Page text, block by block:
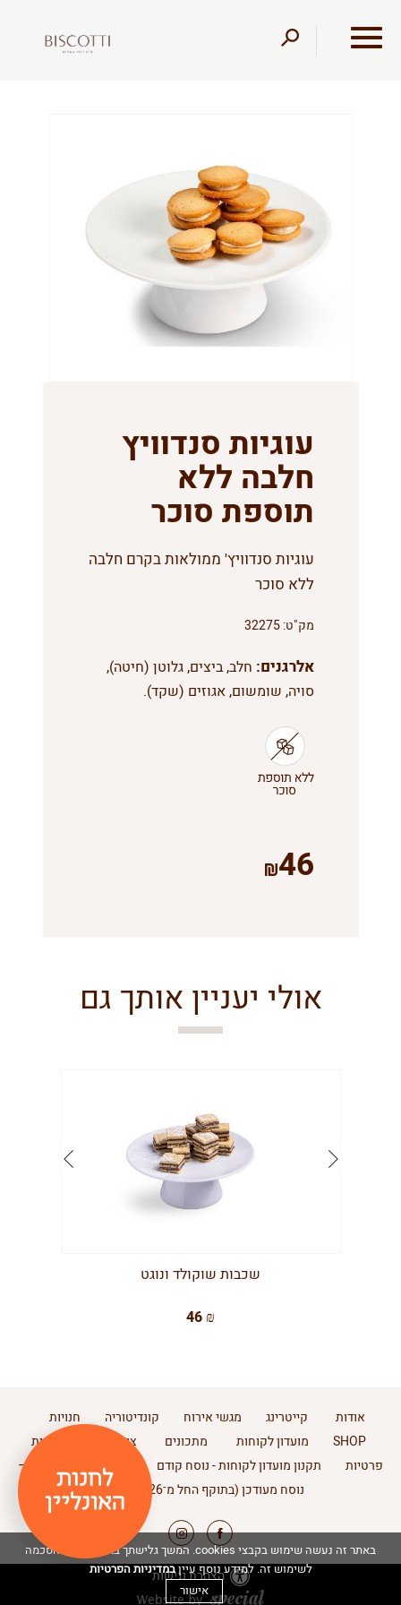
באתר זה נעשה שימוש בקבצי cookies. המשך גלישתך באתר מהווה הסכמה
לשימוש זה. למידע נוסף עייןבמדיניות הפרטיות
אישור
עמוד הבית
עוגיות סנדוויץ
עוגיות סנדוויץ
חלבה ללא
תוספת סוכר
עוגיות סנדוויץ' ממולאות בקרם חלבה
ללא סוכר
מק"ט:32275
אלרגנים: חלב, ביצים, גלוטן (חיטה),
סויה, שומשום, אגוזים (שקד).
46
אולי יעניין אותך גם
שכבות שוקולד ונוגט
46 ₪
אודות קייטרינג מגשי אירוח קונדיטוריה
חנויות
SHOP
מועדון לקוחות מתכונים צור קשר
מדיניות
פרטיות
תקנון מועדון לקוחות - נוסח קודם
תקנון מועדון לקוחות –
נוסח מעודכן (בתוקף החל מ־11.2.2026)
הצהרת נגישות